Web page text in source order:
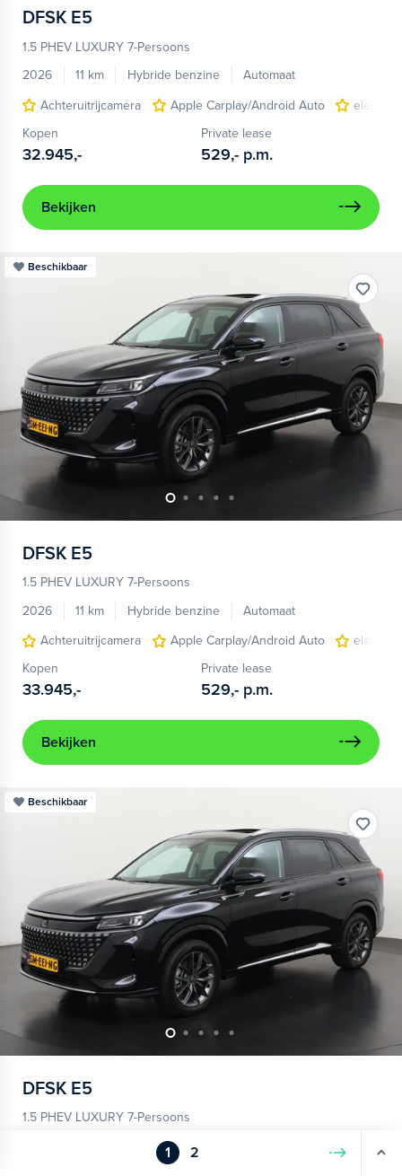
DFSK E5
1.5 PHEV LUXURY 7-Persoons
2026
11 km Hybride benzine
Automaat
Achteruitrijcamera
Apple Carplay/Android Auto
Kopen
32.945,-
Private lease
529,- p.m.
Bekijken
Beschikbaar
DFSK E5
1.5 PHEV LUXURY 7-Persoons
2026
11 km Hybride benzine
Automaat
Achteruitrijcamera
Apple Carplay/Android Auto
Kopen
33.945,-
Private lease
529,- p.m.
Bekijken
Beschikbaar
DFSK E5
1.5 PHEV LUXURY 7-Persoons
Hybride benzine
1 2 Volgende